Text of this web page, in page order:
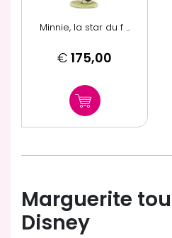
Minnie, la star du f ...
€ 175,00
Marguerite
Disney